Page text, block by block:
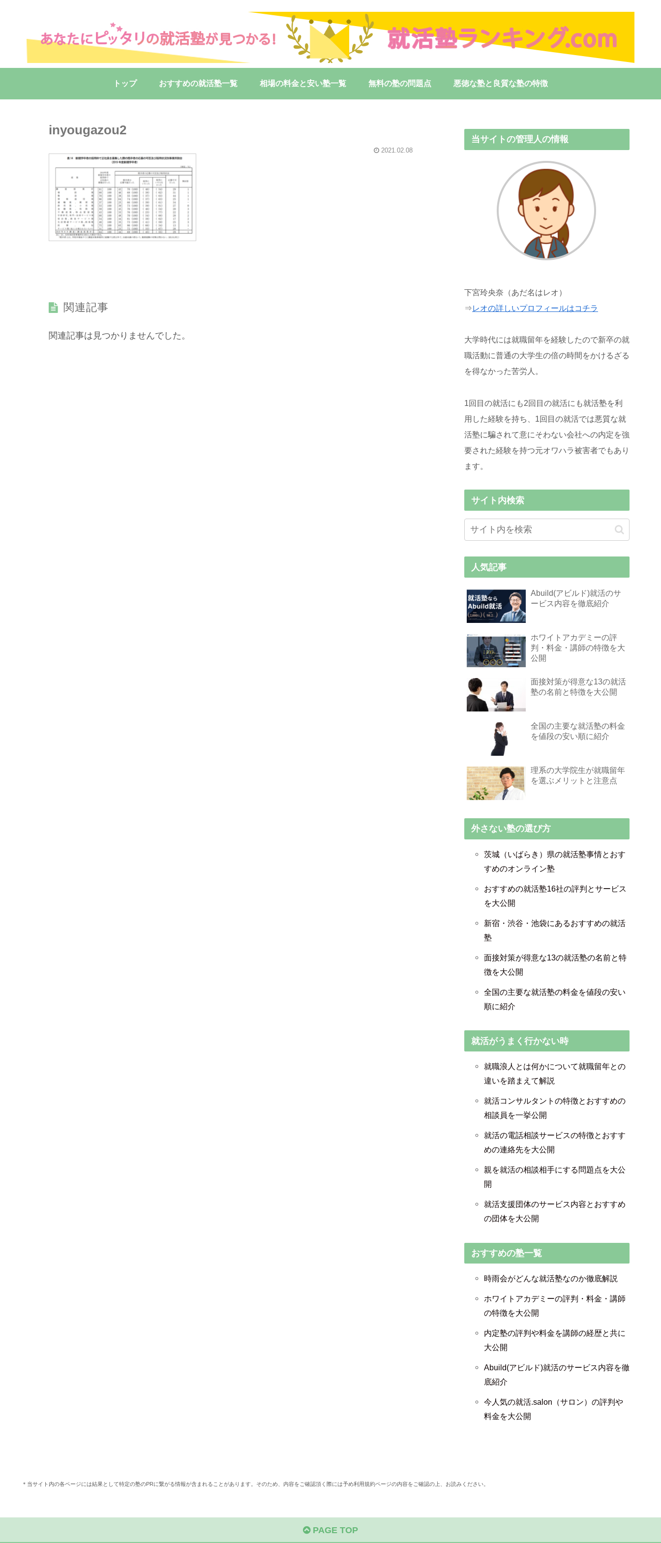
トップ おすすめの就活塾一覧 相場の料金と安い塾一覧 無料の塾の問題点 悪徳な塾と良質な塾の特徴
inyougazou2
2021.02.08
関連記事
関連記事は見つかりませんでした。
当サイトの管理人の情報
下宮玲央奈（あだ名はレオ）
⇒レオの詳しいプロフィールはコチラ
大学時代には就職留年を経験したので新卒の就
職活動に普通の大学生の倍の時間をかけるざる
を得なかった苦労人。
1回目の就活にも2回目の就活にも就活塾を利
用した経験を持ち、1回目の就活では悪質な就
活塾に騙されて意にそわない会社への内定を強
要された経験を持つ元オワハラ被害者でもあり
ます。
サイト内検索
人気記事
Abuild(アビルド)就活のサ
ービス内容を徹底紹介
ホワイトアカデミーの評
判・料金・講師の特徴を大
公開
面接対策が得意な13の就活
塾の名前と特徴を大公開
全国の主要な就活塾の料金
を値段の安い順に紹介
理系の大学院生が就職留年
を選ぶメリットと注意点
外さない塾の選び方
茨城（いばらき）県の就活塾事情とおす
すめのオンライン塾
おすすめの就活塾16社の評判とサービス
を大公開
新宿・渋谷・池袋にあるおすすめの就活
塾
面接対策が得意な13の就活塾の名前と特
徴を大公開
全国の主要な就活塾の料金を値段の安い
順に紹介
就活がうまく行かない時
就職浪人とは何かについて就職留年との
違いを踏まえて解説
就活コンサルタントの特徴とおすすめの
相談員を一挙公開
就活の電話相談サービスの特徴とおすす
めの連絡先を大公開
親を就活の相談相手にする問題点を大公
開
就活支援団体のサービス内容とおすすめ
の団体を大公開
おすすめの塾一覧
時雨会がどんな就活塾なのか徹底解説
ホワイトアカデミーの評判・料金・講師
の特徴を大公開
内定塾の評判や料金を講師の経歴と共に
大公開
Abuild(アビルド)就活のサービス内容を徹
底紹介
今人気の就活.salon（サロン）の評判や
料金を大公開
＊当サイト内の各ページには結果として特定の塾のPRに繋がる情報が含まれることがあります。そのため、内容をご確認頂く際には予め利用規約ページの内容をご確認の上、お読みください。
PAGE TOP